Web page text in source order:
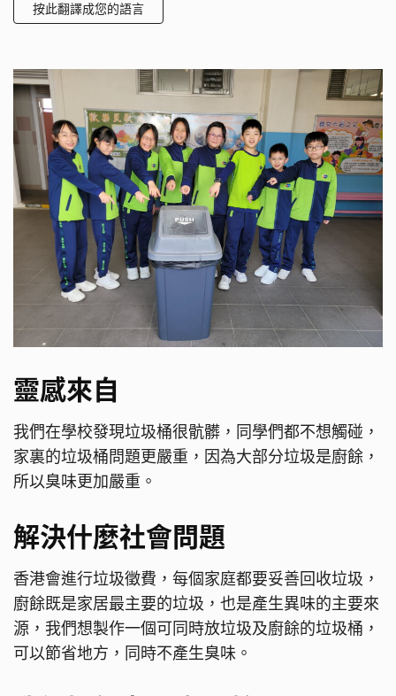
按此翻譯成您的語言
靈感來自
我們在學校發現垃圾桶很骯髒，同學們都不想觸碰，
家裏的垃圾桶問題更嚴重，因為大部分垃圾是廚餘，
所以臭味更加嚴重。
解決什麼社會問題
香港會進行垃圾徵費，每個家庭都要妥善回收垃圾，
廚餘既是家居最主要的垃圾，也是產生異味的主要來
源，我們想製作一個可同時放垃圾及廚餘的垃圾桶，
可以節省地方，同時不產生臭味。